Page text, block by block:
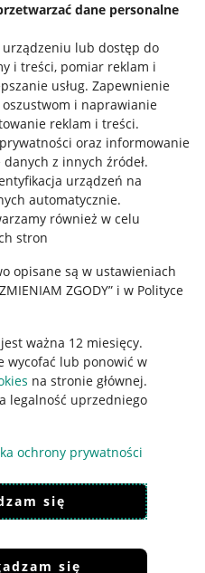
dane personalne
lub dostęp do
i treści, pomiar reklam i
usług. Zapewnienie
i naprawianie
reklam i treści.
oraz informowanie
danych z innych źródeł.
urządzeń na
automatycznie.
również w celu
stron
opisane są w ustawieniach
ZGODY” i w Polityce
ważna 12 miesięcy.
wycofać lub ponowić w
na stronie głównej.
legalność uprzedniego
ochrony prywatności
się
się
Cyfrowych
akceptacjęregulaminu.